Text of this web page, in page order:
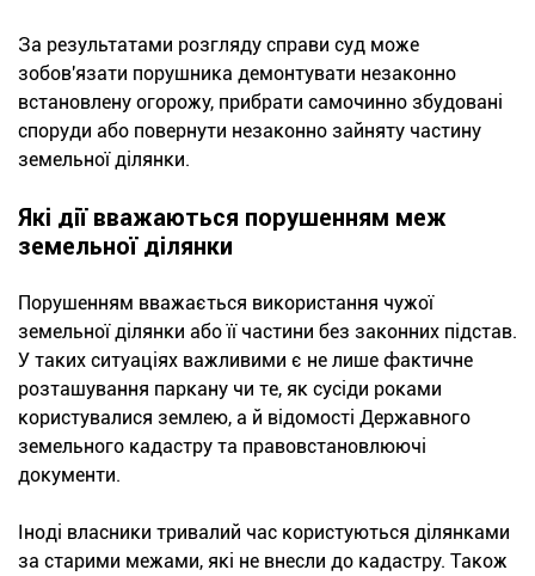
За результатами розгляду справи суд може
зобов'язати порушника демонтувати незаконно
встановлену огорожу, прибрати самочинно збудовані
споруди або повернути незаконно зайняту частину
земельної ділянки.
Які дії вважаються порушенням меж
земельної ділянки
Порушенням вважається використання чужої
земельної ділянки або її частини без законних підстав.
У таких ситуаціях важливими є не лише фактичне
розташування паркану чи те, як сусіди роками
користувалися землею, а й відомості Державного
земельного кадастру та правовстановлюючі
документи.
Іноді власники тривалий час користуються ділянками
за старими межами, які не внесли до кадастру. Також